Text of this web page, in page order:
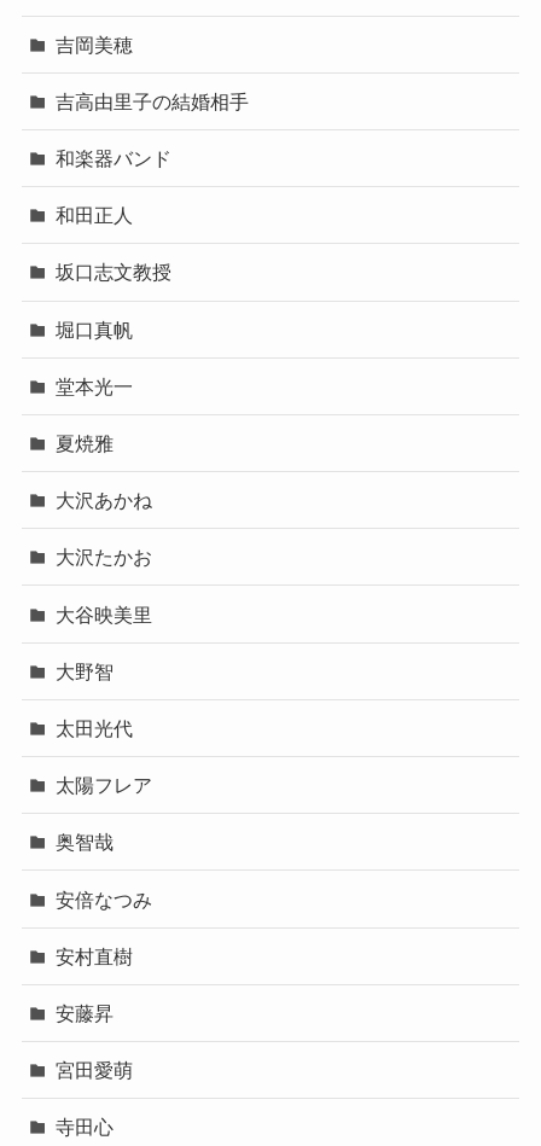
吉岡美穂
吉高由里子の結婚相手
和楽器バンド
和田正人
坂口志文教授
堀口真帆
堂本光一
夏焼雅
大沢あかね
大沢たかお
大谷映美里
大野智
太田光代
太陽フレア
奥智哉
安倍なつみ
安村直樹
安藤昇
宮田愛萌
寺田心